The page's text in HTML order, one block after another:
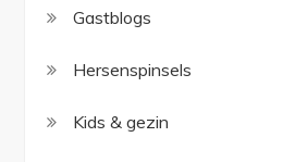
Gastblogs
Hersenspinsels
Kids & gezin